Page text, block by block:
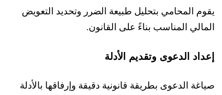
يقوم المحامي بتحليل طبيعة الضرر وتحديد التعويض
المالي المناسب بناءً على القانون.
إعداد الدعوى وتقديم الأدلة
صياغة الدعوى بطريقة قانونية دقيقة وإرفاقها بالأدلة